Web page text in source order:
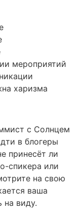
мероприятий
харизма
с Солнцем
в блогеры
принесёт ли
спикера или
на свою
ваша
на виду.